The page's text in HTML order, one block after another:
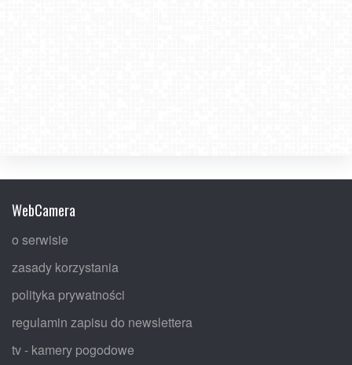
WebCamera
o serwisie
zasady korzystania
polityka prywatności
regulamin zapisu do newslettera
tv - kamery pogodowe